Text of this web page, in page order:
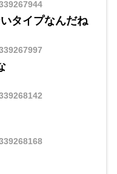
タイプなんだね